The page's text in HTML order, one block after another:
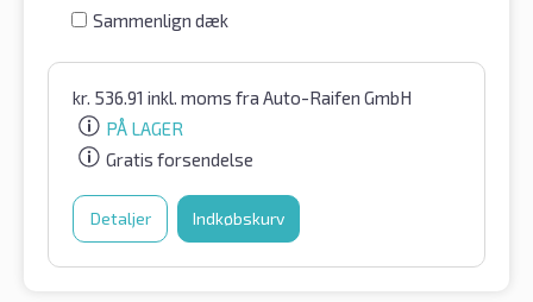
Sammenlign dæk
kr. 536.91 inkl. moms fra Auto-Raifen GmbH
PÅ LAGER
Gratis forsendelse
Detaljer Indkøbskurv